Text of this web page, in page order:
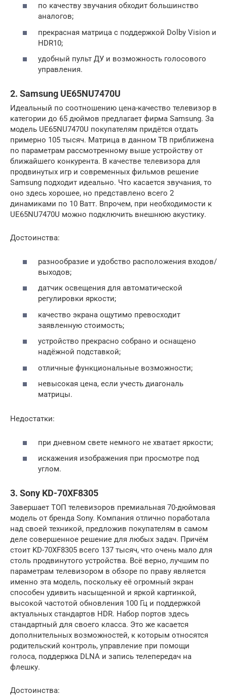
по качеству звучания обходит большинство
аналогов;
прекрасная матрица с поддержкой Dolby Vision и
HDR10;
удобный пульт ДУ и возможность голосового
управления.
2. Samsung UE65NU7470U
Идеальный по соотношению цена-качество телевизор в
категории до 65 дюймов предлагает фирма Samsung. За
модель UE65NU7470U покупателям придётся отдать
примерно 105 тысяч. Матрица в данном ТВ приближена
по параметрам рассмотренному выше устройству от
ближайшего конкурента. В качестве телевизора для
продвинутых игр и современных фильмов решение
Samsung подходит идеально. Что касается звучания, то
оно здесь хорошее, но представлено всего 2
динамиками по 10 Ватт. Впрочем, при необходимости к
UE65NU7470U можно подключить внешнюю акустику.
Достоинства:
разнообразие и удобство расположения входов/
выходов;
датчик освещения для автоматической
регулировки яркости;
качество экрана ощутимо превосходит
заявленную стоимость;
устройство прекрасно собрано и оснащено
надёжной подставкой;
отличные функциональные возможности;
невысокая цена, если учесть диагональ
матрицы.
Недостатки:
при дневном свете немного не хватает яркости;
искажения изображения при просмотре под
углом.
3. Sony KD-70XF8305
Завершает ТОП телевизоров премиальная 70-дюймовая
модель от бренда Sony. Компания отлично поработала
над своей техникой, предложив покупателям в самом
деле совершенное решение для любых задач. Причём
стоит KD-70XF8305 всего 137 тысяч, что очень мало для
столь продвинутого устройства. Всё верно, лучшим по
параметрам телевизором в обзоре по праву является
именно эта модель, поскольку её огромный экран
способен удивить насыщенной и яркой картинкой,
высокой частотой обновления 100 Гц и поддержкой
актуальных стандартов HDR. Набор портов здесь
стандартный для своего класса. Это же касается
дополнительных возможностей, к которым относятся
родительский контроль, управление при помощи
голоса, поддержка DLNA и запись телепередач на
флешку.
Достоинства: